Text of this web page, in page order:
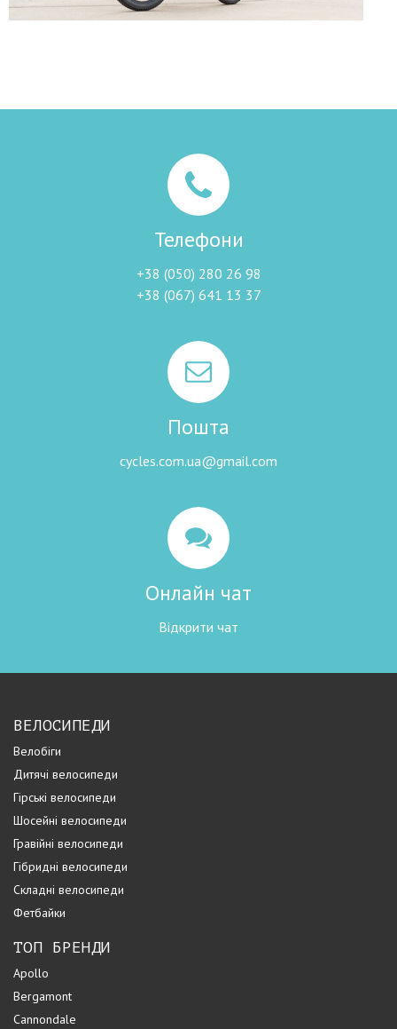
Телефони
+38 (050) 280 26 98
+38 (067) 641 13 37
Пошта
cycles.com.ua@gmail.com
Онлайн чат
Відкрити чат
ВЕЛОСИПЕДИ
Велобіги
Дитячі велосипеди
Гірські велосипеди
Шосейні велосипеди
Гравійні велосипеди
Гібридні велосипеди
Складні велосипеди
Фетбайки
ТОП БРЕНДИ
Apollo
Bergamont
Cannondale